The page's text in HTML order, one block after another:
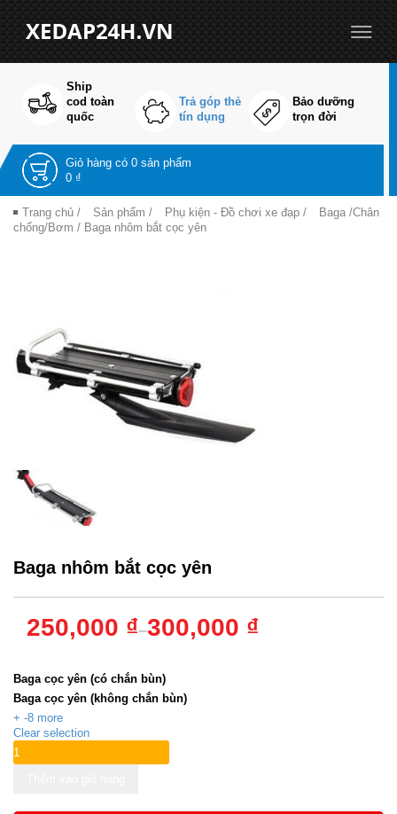
Ship
cod toàn
quốc
Trả góp thẻ
tín dụng
Bảo dưỡng
trọn đời
Giỏ hàng có 0 sản phẩm
0 ₫
Trang chủ / Sản phẩm / Phụ kiện - Đồ chơi xe đạp /
Baga /Chân
chống/Bơm / Baga nhôm bắt cọc yên
Baga nhôm bắt cọc yên
250,000 ₫–300,000 ₫
Baga cọc yên (có chắn bùn)
Baga cọc yên (không chắn bùn)
+ -8 more
Clear selection